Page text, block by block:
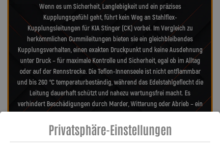
Wenn es um Sicherheit, Langlebigkeit und ein präzises
Kupplungsgefühl geht, führt kein Weg an Stahlflex-
Kupplungsleitungen für KIA Stinger (CK) vorbei. Im Vergleich zu
herkömmlichen Gummileitungen bieten sie ein gleichbleibendes
Kupplungsverhalten, einen exakten Druckpunkt und keine Ausdehnung
unter Druck – für maximale Kontrolle und Sicherheit, egal ob im Alltag
oder auf der Rennstrecke. Die Teflon-Innenseele ist nicht entflammbar
und bis 260 °C temperaturbeständig, während das Edelstahlgeflecht die
Leitung dauerhaft schützt und nahezu wartungsfrei macht. Es
verhindert Beschädigungen durch Marder, Witterung oder Abrieb – ein
Kosten und sorgt langfristig für ein sicheres Fahrgefühl. Unsere
verdrehbaren, ausjustierbaren Anschlüsse ermöglichen eine drallfreie,
Privatsphäre-Einstellungen